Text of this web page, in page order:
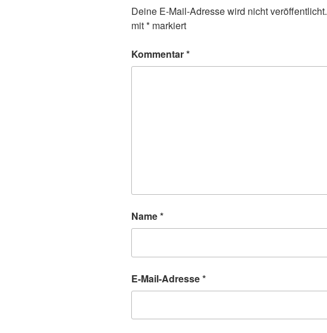
Deine E-Mail-Adresse wird nicht veröffentlicht.
mit* markiert
Kommentar*
Name*
E-Mail-Adresse*